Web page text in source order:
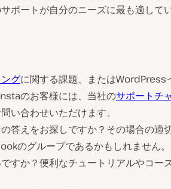
ポートが自分のニーズに最も適して
グに関する課題、またはWordPress
のお客様には、当社のサポートチ
い合わせいただけます。
答えをお探しですか？その場合の適
のグループであるかもしれません。
すか？便利なチュートリアルやコー